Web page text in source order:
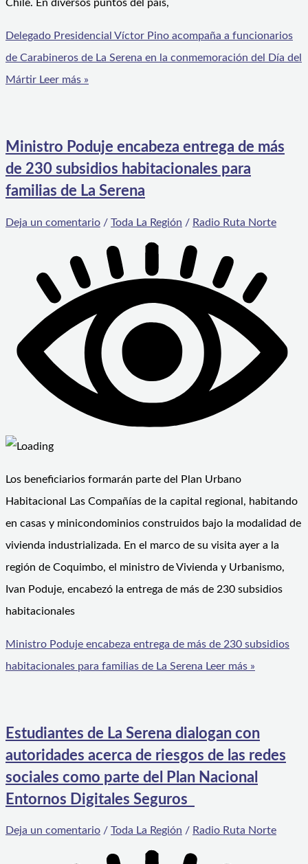
Chile. En diversos puntos del país,
Delegado Presidencial Víctor Pino acompaña a funcionarios
de Carabineros de La Serena en la conmemoración del Día del
Mártir Leer más »
Ministro Poduje encabeza entrega de más
de 230 subsidios habitacionales para
familias de La Serena
Deja un comentario / Toda La Región / Radio Ruta Norte
Los beneficiarios formarán parte del Plan Urbano
Habitacional Las Compañías de la capital regional, habitando
en casas y minicondominios construidos bajo la modalidad de
vivienda industrializada. En el marco de su visita ayer a la
región de Coquimbo, el ministro de Vivienda y Urbanismo,
Ivan Poduje, encabezó la entrega de más de 230 subsidios
habitacionales
Ministro Poduje encabeza entrega de más de 230 subsidios
habitacionales para familias de La Serena Leer más »
Estudiantes de La Serena dialogan con
autoridades acerca de riesgos de las redes
sociales como parte del Plan Nacional
Entornos Digitales Seguros
Deja un comentario / Toda La Región / Radio Ruta Norte